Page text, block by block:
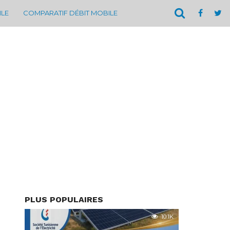
COMPARATIF DÉBIT MOBILE
PLUS POPULAIRES
10.1K